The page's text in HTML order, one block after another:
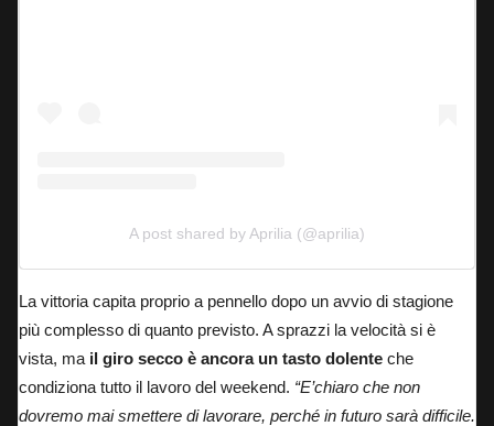
A post shared by Aprilia (@aprilia)
La vittoria capita proprio a pennello dopo un avvio di stagione
più complesso di quanto previsto. A sprazzi la velocità si è
vista, ma il giro secco è ancora un tasto dolente che
condiziona tutto il lavoro del weekend. “E’chiaro che non
dovremo mai smettere di lavorare, perché in futuro sarà difficile.